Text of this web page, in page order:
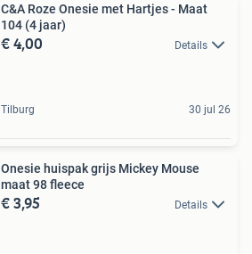
C&A Roze Onesie met Hartjes - Maat
104 (4 jaar)
€ 4,00 Details
Tilburg 30 jul 26
Onesie huispak grijs Mickey Mouse
maat 98 fleece
€ 3,95 Details